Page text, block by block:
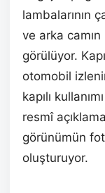
lambalarının
ve arka camın
görülüyor.
otomobil
kapılı
resmî
görünümün
oluşturuyor.